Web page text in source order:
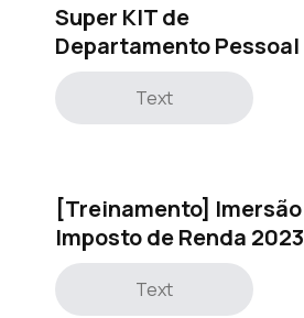
Super KIT de
Departamento Pessoal
Text
[Treinamento] Imersão
Imposto de Renda 2023
Text